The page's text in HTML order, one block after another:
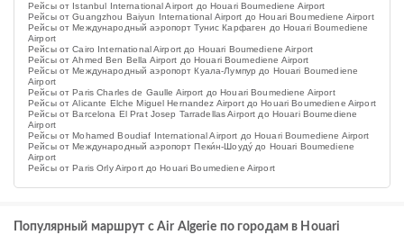
Рейсы от Istanbul International Airport до Houari Boumediene Airport
Рейсы от Guangzhou Baiyun International Airport до Houari Boumediene Airport
Рейсы от Международный аэропорт Тунис Карфаген до Houari Boumediene
Airport
Рейсы от Cairo International Airport до Houari Boumediene Airport
Рейсы от Ahmed Ben Bella Airport до Houari Boumediene Airport
Рейсы от Международный аэропорт Куала-Лумпур до Houari Boumediene
Airport
Рейсы от Paris Charles de Gaulle Airport до Houari Boumediene Airport
Рейсы от Alicante Elche Miguel Hernandez Airport до Houari Boumediene Airport
Рейсы от Barcelona El Prat Josep Tarradellas Airport до Houari Boumediene
Airport
Рейсы от Mohamed Boudiaf International Airport до Houari Boumediene Airport
Рейсы от Международный аэропорт Пеки́н-Шоуду́ до Houari Boumediene
Airport
Рейсы от Paris Orly Airport до Houari Boumediene Airport
Популярный маршрут с Air Algerie по городам в Houari